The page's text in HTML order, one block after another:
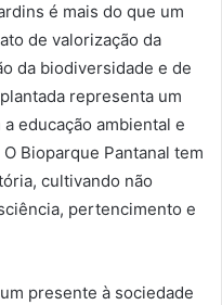
é mais do que um
de valorização da
da biodiversidade e de
representa um
educação ambiental e
Bioparque Pantanal tem
cultivando não
pertencimento e
presente à sociedade